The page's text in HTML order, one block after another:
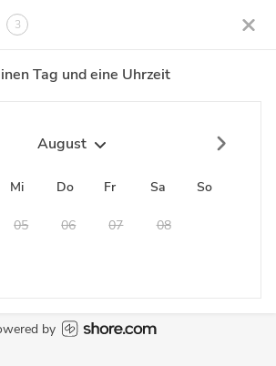
3
Tag und eine Uhrzeit
August
Mi Do Fr Sa So
05 06 07 08
by